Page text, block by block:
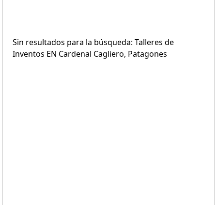
Sin resultados para la búsqueda: Talleres de
Inventos EN Cardenal Cagliero, Patagones